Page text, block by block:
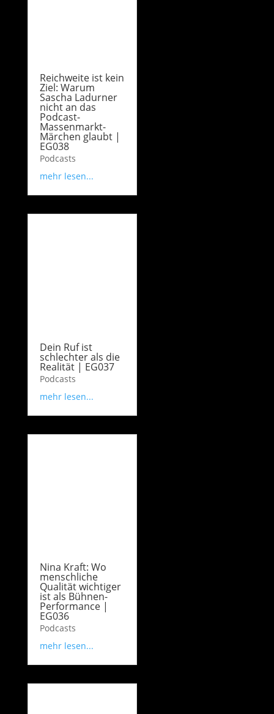
Reichweite ist kein
Ziel: Warum
Sascha Ladurner
nicht an das
Podcast-
Massenmarkt-
Märchen glaubt |
EG038
Podcasts
mehr lesen...
Dein Ruf ist
schlechter als die
Realität | EG037
Podcasts
mehr lesen...
Nina Kraft: Wo
menschliche
Qualität wichtiger
ist als Bühnen-
Performance |
EG036
Podcasts
mehr lesen...